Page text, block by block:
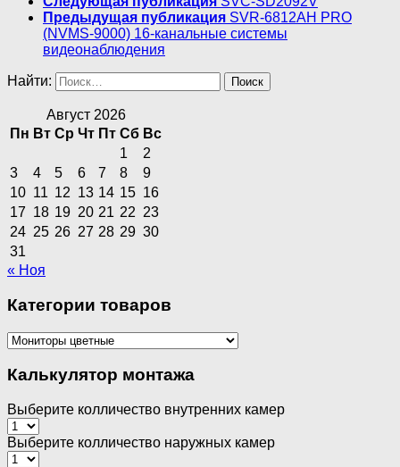
Предыдущая публикация SVR-6812AH PRO
(NVMS-9000) 16-канальные cистемы
видеонаблюдения
Найти:
Август 2026
Пн Вт Ср Чт Пт Сб Вс
1
2
3
4 5 6 7 8
9
10 11 12 13 14 15 16
17 18 19 20 21 22 23
24 25 26 27 28 29 30
31
« Ноя
Категории товаров
Калькулятор монтажа
Выберите колличество внутренних камер
Выберите колличество наружных камер